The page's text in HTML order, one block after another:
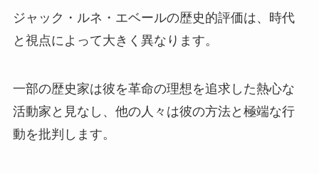
ジャック・ルネ・エベールの歴史的評価は、時代
と視点によって大きく異なります。
一部の歴史家は彼を革命の理想を追求した熱心な
活動家と見なし、他の人々は彼の方法と極端な行
動を批判します。